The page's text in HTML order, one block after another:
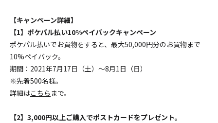
【キャンペーン詳細】
【1】ポケパル払い10%ペイバックキャンペーン
ポケパル払いでお買物をすると、最大50,000円分のお買物まで
10%ペイバック。
期間：2021年7月17日（土）～8月1日（日）
※先着500名様。
詳細はこちら まで。
【2】3,000円以上ご購入でポストカードをプレゼント。